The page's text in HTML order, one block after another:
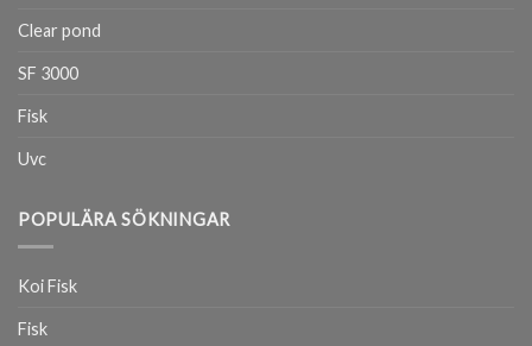
Clear pond
SF 3000
Fisk
Uvc
POPULÄRA SÖKNINGAR
Koi Fisk
Fisk